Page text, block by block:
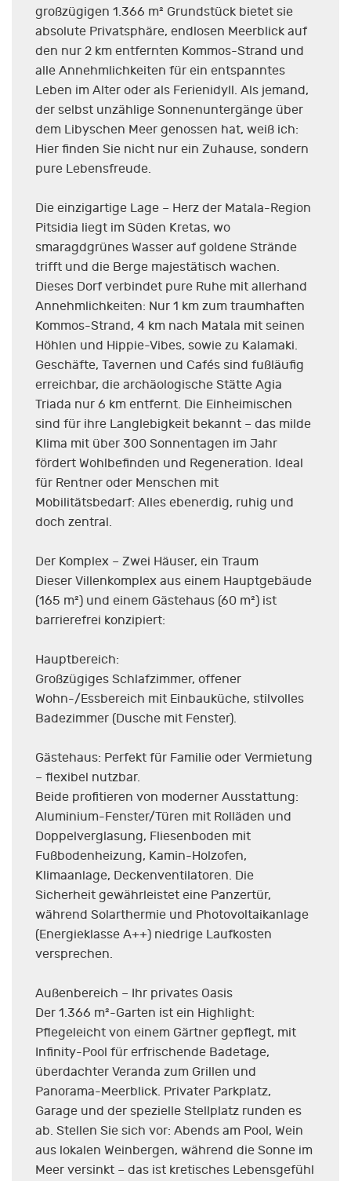
großzügigen 1.366 m² Grundstück bietet sie
absolute Privatsphäre, endlosen Meerblick auf
den nur 2 km entfernten Kommos-Strand und
alle Annehmlichkeiten für ein entspanntes
Leben im Alter oder als Ferienidyll. Als jemand,
der selbst unzählige Sonnenuntergänge über
dem Libyschen Meer genossen hat, weiß ich:
Hier finden Sie nicht nur ein Zuhause, sondern
pure Lebensfreude.
Die einzigartige Lage – Herz der Matala-Region
Pitsidia liegt im Süden Kretas, wo
smaragdgrünes Wasser auf goldene Strände
trifft und die Berge majestätisch wachen.
Dieses Dorf verbindet pure Ruhe mit allerhand
Annehmlichkeiten: Nur 1 km zum traumhaften
Kommos-Strand, 4 km nach Matala mit seinen
Höhlen und Hippie-Vibes, sowie zu Kalamaki.
Geschäfte, Tavernen und Cafés sind fußläufig
erreichbar, die archäologische Stätte Agia
Triada nur 6 km entfernt. Die Einheimischen
sind für ihre Langlebigkeit bekannt – das milde
Klima mit über 300 Sonnentagen im Jahr
fördert Wohlbefinden und Regeneration. Ideal
für Rentner oder Menschen mit
Mobilitätsbedarf: Alles ebenerdig, ruhig und
doch zentral.
Der Komplex – Zwei Häuser, ein Traum
Dieser Villenkomplex aus einem Hauptgebäude
(165 m²) und einem Gästehaus (60 m²) ist
barrierefrei konzipiert:
Hauptbereich:
Großzügiges Schlafzimmer, offener
Wohn-/Essbereich mit Einbauküche, stilvolles
Badezimmer (Dusche mit Fenster).
Gästehaus: Perfekt für Familie oder Vermietung
– flexibel nutzbar.
Beide profitieren von moderner Ausstattung:
Aluminium-Fenster/Türen mit Rolläden und
Doppelverglasung, Fliesenboden mit
Fußbodenheizung, Kamin-Holzofen,
Klimaanlage, Deckenventilatoren. Die
Sicherheit gewährleistet eine Panzertür,
während Solarthermie und Photovoltaikanlage
(Energieklasse A++) niedrige Laufkosten
versprechen.
Außenbereich – Ihr privates Oasis
Der 1.366 m²-Garten ist ein Highlight:
Pflegeleicht von einem Gärtner gepflegt, mit
Infinity-Pool für erfrischende Badetage,
überdachter Veranda zum Grillen und
Panorama-Meerblick. Privater Parkplatz,
Garage und der spezielle Stellplatz runden es
ab. Stellen Sie sich vor: Abends am Pool, Wein
aus lokalen Weinbergen, während die Sonne im
Meer versinkt – das ist kretisches Lebensgefühl